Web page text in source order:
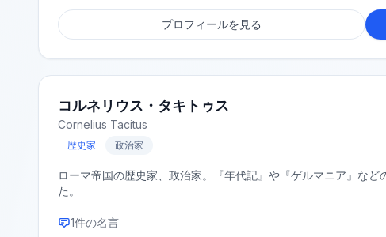
プロフィールを見る
コルネリウス・タキトゥス
Cornelius Tacitus
歴史家 政治家
ローマ帝国の歴史家、政治家。『年代記』や『ゲルマニア』な
た。
1件の名言